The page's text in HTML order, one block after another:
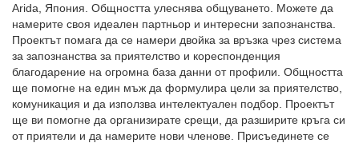
Arida, Япония. Общността улеснява общуването. Можете да
намерите своя идеален партньор и интересни запознанства.
Проектът помага да се намери двойка за връзка чрез система
за запознанства за приятелство и кореспонденция
благодарение на огромна база данни от профили. Общността
ще помогне на един мъж да формулира цели за приятелство,
комуникация и да използва интелектуален подбор. Проектът
ще ви помогне да организирате срещи, да разширите кръга си
от приятели и да намерите нови членове. Присъединете се